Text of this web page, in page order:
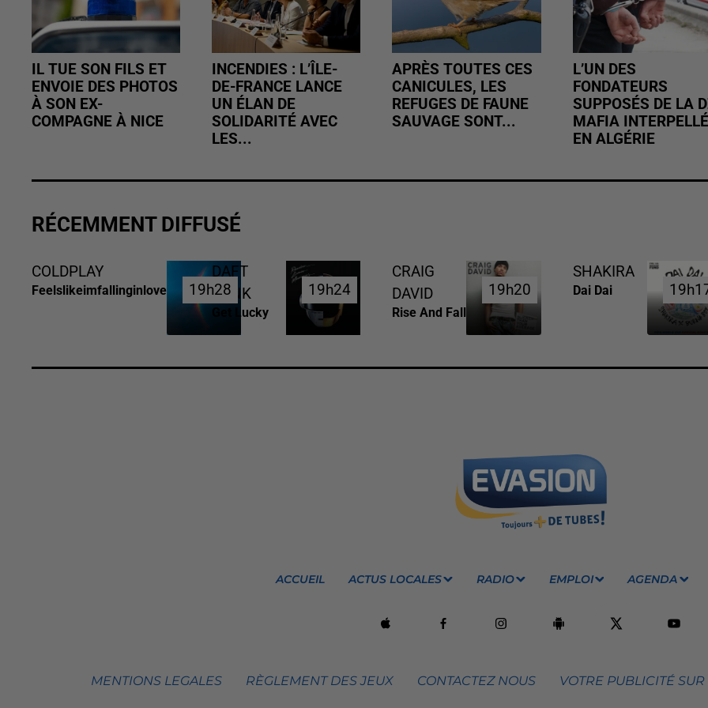
IL TUE SON FILS ET
ENVOIE DES PHOTOS
À SON EX-
COMPAGNE À NICE
INCENDIES : L’ÎLE-
DE-FRANCE LANCE
UN ÉLAN DE
SOLIDARITÉ AVEC
LES...
APRÈS TOUTES CES
CANICULES, LES
REFUGES DE FAUNE
SAUVAGE SONT...
L’UN DES
FONDATEURS
SUPPOSÉS DE LA
MAFIA INTERPELLÉ
EN ALGÉRIE
RÉCEMMENT DIFFUSÉ
COLDPLAY
Feelslikeimfallinginlove 19h28
19h28
DAFT
PUNK
Get Lucky
19h24
19h24
CRAIG
DAVID
Rise And Fall
19h20
19h20
SHAKIRA
Dai Dai
ACCUEIL ACTUS LOCALES RADIO EMPLOI AGENDA
MENTIONS LEGALES RÈGLEMENT DES JEUX CONTACTEZ NOUS VOTRE PUBLICITÉ